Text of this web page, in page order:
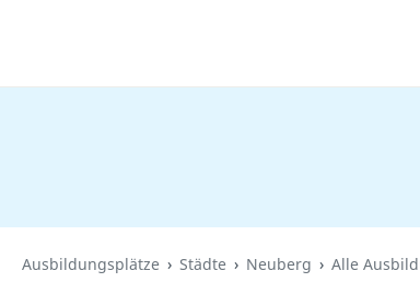
Ausbildungsplätze Städte Neuberg Alle